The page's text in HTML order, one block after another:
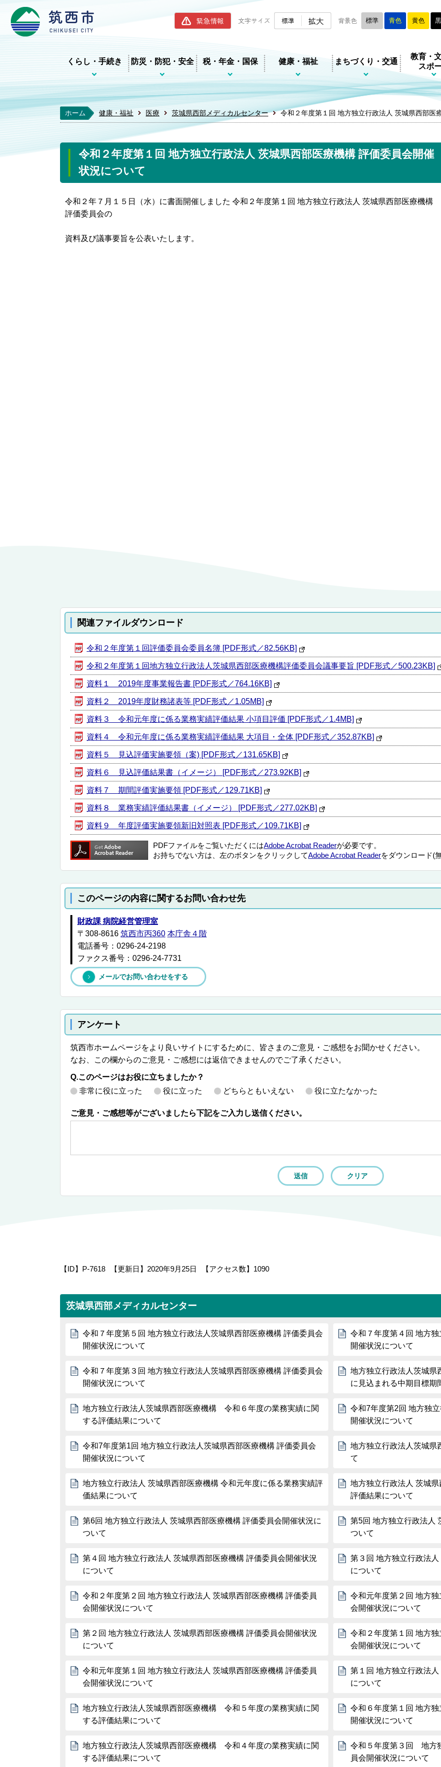
筑西市ホームページ
緊急情報 文字サイズ 標準 拡大 背景色 標準 青色 黄色
くらし・手続き 防災・防犯・安全 税・年金・国保 健康・福祉 まちづくり・交通
教育・
スポ
ホーム 健康・福祉 医療 茨城県西部メディカルセンター 令和２年度第１回 地方独立行政法人 茨城県西部医
令和２年度第１回 地方独立行政法人 茨城県西部医療機構 評価委員会開催
状況について
令和２年７月１５日（水）に書面開催しました 令和２年度第１回 地方独立行政法人 茨城県西部医療機構
評価委員会の
資料及び議事要旨を公表いたします。
関連ファイルダウンロード
令和２年度第１回評価委員会委員名簿 [PDF形式／82.56KB]
令和２年度第１回地方独立行政法人茨城県西部医療機構評価委員会議事要旨 [PDF形式／500.23KB]
資料１ 2019年度事業報告書 [PDF形式／764.16KB]
資料２ 2019年度財務諸表等 [PDF形式／1.05MB]
資料３ 令和元年度に係る業務実績評価結果 小項目評価 [PDF形式／1.4MB]
資料４ 令和元年度に係る業務実績評価結果 大項目・全体 [PDF形式／352.87KB]
資料５ 見込評価実施要領（案) [PDF形式／131.65KB]
資料６ 見込評価結果書（イメージ） [PDF形式／273.92KB]
資料７ 期間評価実施要領 [PDF形式／129.71KB]
資料８ 業務実績評価結果書（イメージ） [PDF形式／277.02KB]
資料９ 年度評価実施要領新旧対照表 [PDF形式／109.71KB]
PDFファイルをご覧いただくにはAdobe Acrobat Readerが必要です。
お持ちでない方は、左のボタンをクリックしてAdobe Acrobat Readerをダウンロード(
このページの内容に関するお問い合わせ先
財政課 病院経営管理室
〒308-8616 筑西市丙360 本庁舎４階
電話番号：0296-24-2198
ファクス番号：0296-24-7731
メールでお問い合わせをする
アンケート
筑西市ホームページをより良いサイトにするために、皆さまのご意見・ご感想をお聞かせください。
なお、この欄からのご意見・ご感想には返信できませんのでご了承ください。
Q.このページはお役に立ちましたか？
非常に役に立った
役に立った どちらともいえない 役に立たなかった
ご意見・ご感想等がございましたら下記をご入力し送信ください。
【ID】 P-7618 【更新日】 2020年9月25日 【アクセス数】 1090
茨城県西部メディカルセンター
令和７年度第５回 地方独立行政法人茨城県西部医療機構 評価委員会
開催状況について
令和７年度第４回 地方
開催状況について
令和７年度第３回 地方独立行政法人茨城県西部医療機構 評価委員会
開催状況について
地方独立行政法人茨城
に見込まれる中期目標期
地方独立行政法人茨城県西部医療機構 令和６年度の業務実績に関
する評価結果について
令和7年度第2回 地方独
開催状況について
令和7年度第1回 地方独立行政法人茨城県西部医療機構 評価委員会
開催状況について
地方独立行政法人茨城県
て
地方独立行政法人 茨城県西部医療機構 令和元年度に係る業務実績評
価結果について
地方独立行政法人 茨城
評価結果について
第6回 地方独立行政法人 茨城県西部医療機構 評価委員会開催状況に
ついて
第5回 地方独立行政法人
ついて
第４回 地方独立行政法人 茨城県西部医療機構 評価委員会開催状況
について
第３回 地方独立行政法
について
令和２年度第２回 地方独立行政法人 茨城県西部医療機構 評価委員
会開催状況について
令和元年度第２回 地方
会開催状況について
第２回 地方独立行政法人 茨城県西部医療機構 評価委員会開催状況
について
令和２年度第１回 地方
会開催状況について
令和元年度第１回 地方独立行政法人 茨城県西部医療機構 評価委員
会開催状況について
第１回 地方独立行政法
について
地方独立行政法人茨城県西部医療機構 令和５年度の業務実績に関
する評価結果について
令和６年度第１回 地方
開催状況について
地方独立行政法人茨城県西部医療機構 令和４年度の業務実績に関
する評価結果について
令和５年度第３回 地方
員会開催状況について